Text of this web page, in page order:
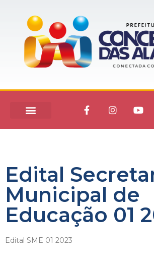
Edital
Municipal de
Educação 01
Edital SME 01 2023